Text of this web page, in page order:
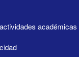
académicas